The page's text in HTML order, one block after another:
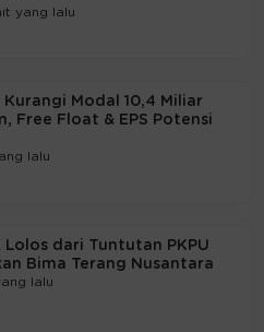
yang lalu
Kurangi Modal 10,4 Miliar
Free Float & EPS Potensi
lalu
Lolos dari Tuntutan PKPU
Bima Terang Nusantara
lalu